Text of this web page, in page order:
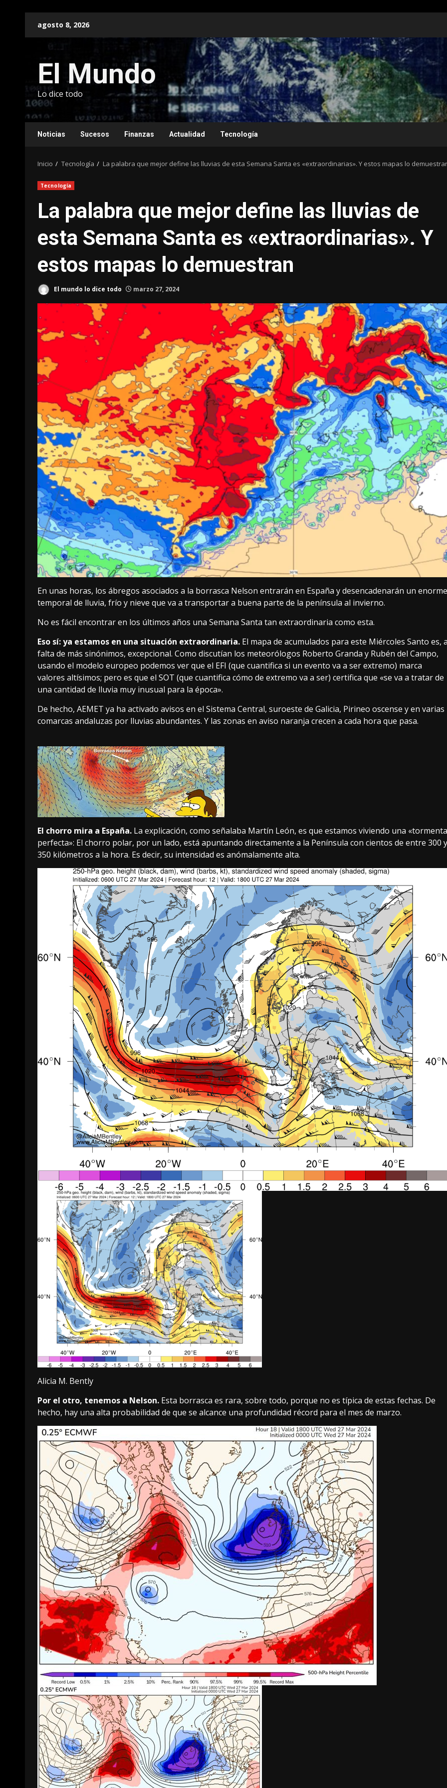
agosto 8, 2026
El Mundo
Lo dice todo
Noticias Sucesos Finanzas Actualidad Tecnología
Inicio Tecnología La palabra que mejor define las lluvias de esta Semana Santa es «extraordinarias». Y estos mapas lo
Tecnología
La palabra que mejor define las lluvias de
esta Semana Santa es «extraordinarias». Y
estos mapas lo demuestran
El mundo lo dice todo marzo 27, 2024
En unas horas, los ábregos asociados a la borrasca Nelson entrarán en España y desencadenarán un enorme
temporal de lluvia, frío y nieve que va a transportar a buena parte de la península al invierno.
No es fácil encontrar en los últimos años una Semana Santa tan extraordinaria como esta.
Eso sí: ya estamos en una situación extraordinaria. El mapa de acumulados para este Miércoles Santo es,
falta de más sinónimos, excepcional. Como discutían los meteorólogos Roberto Granda y Rubén del Campo,
usando el modelo europeo podemos ver que el EFI (que cuantifica si un evento va a ser extremo) marca
valores altísimos; pero es que el SOT (que cuantifica cómo de extremo va a ser) certifica que «se va a tratar de
una cantidad de lluvia muy inusual para la época».
De hecho, AEMET ya ha activado avisos en el Sistema Central, suroeste de Galicia, Pirineo oscense y en varias
comarcas andaluzas por lluvias abundantes. Y las zonas en aviso naranja crecen a cada hora que pasa.
El chorro mira a España. La explicación, como señalaba Martín León, es que estamos viviendo una «tormenta
perfecta»: El chorro polar, por un lado, está apuntando directamente a la Península con cientos de entre 300 y
350 kilómetros a la hora. Es decir, su intensidad es anómalamente alta.
Alicia M. Bently
Por el otro, tenemos a Nelson. Esta borrasca es rara, sobre todo, porque no es típica de estas fechas. De
hecho, hay una alta probabilidad de que se alcance una profundidad récord para el mes de marzo.